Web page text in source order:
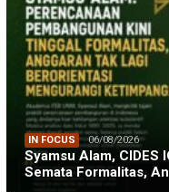
IN FOCUS 06/08/2026
Syamsu Alam, CIDES
Semata Formalitas,